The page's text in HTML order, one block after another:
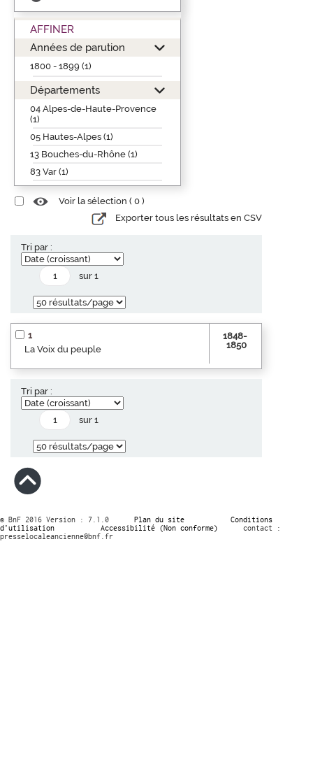
AFFINER
Années de parution
1800 - 1899 (1)
Départements
04 Alpes-de-Haute-Provence
(1)
05 Hautes-Alpes (1)
13 Bouches-du-Rhône (1)
83 Var (1)
Voir la sélection ( 0 )
Exporter tous les résultats en CSV
Tri par :
sur 1
1
La Voix du peuple
1848-
1850
Tri par :
sur 1
© BnF 2016 Version : 7.1.0 Plan du site
Conditions
d’utilisation
Accessibilité (Non conforme)
contact :
presselocaleancienne@bnf.fr